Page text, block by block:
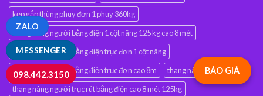
kẹp gắp thùng phuy đơn 1 phuy 360kg
thang nâng người bằng điện 1 cột nâng 125 kg cao 8 mét
thang nâng người bằng điện trục đơn 1 cột nâng
thang nâng người bằng điện trục đơn cao 8m
thang nâng người gopy
thang nâng người trục rút bằng điện cao 8 mét 125kg
BÁO GIÁ
MESSENGER
ZALO
098.442.3150